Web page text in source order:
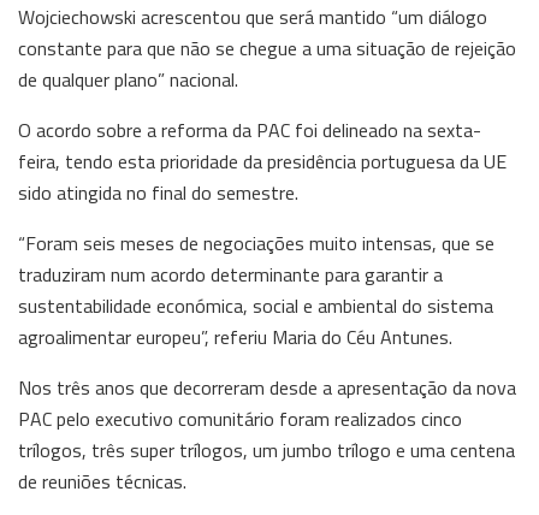
Wojciechowski acrescentou que será mantido “um diálogo
constante para que não se chegue a uma situação de rejeição
de qualquer plano” nacional.
O acordo sobre a reforma da PAC foi delineado na sexta-
feira, tendo esta prioridade da presidência portuguesa da UE
sido atingida no final do semestre.
“Foram seis meses de negociações muito intensas, que se
traduziram num acordo determinante para garantir a
sustentabilidade económica, social e ambiental do sistema
agroalimentar europeu”, referiu Maria do Céu Antunes.
Nos três anos que decorreram desde a apresentação da nova
PAC pelo executivo comunitário foram realizados cinco
trílogos, três super trílogos, um jumbo trílogo e uma centena
de reuniões técnicas.